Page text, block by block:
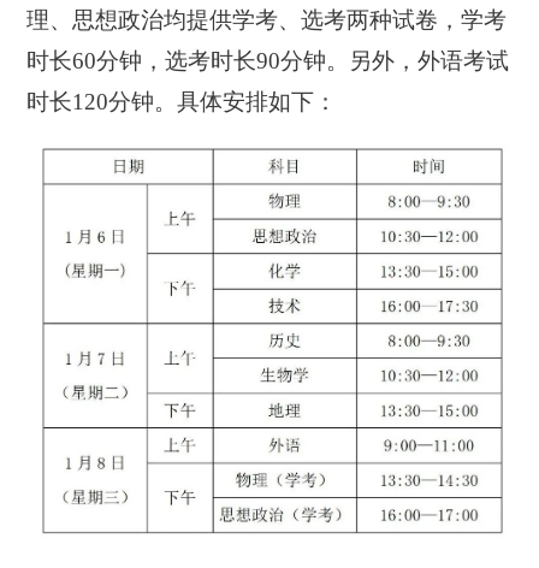
理、思想政治均提供学考、选考两种试卷，学考
时长60分钟，选考时长90分钟。另外，外语考试
时长120分钟。具体安排如下：